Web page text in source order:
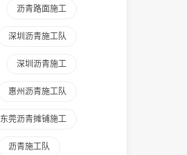
沥青路面施工
深圳沥青施工队
深圳沥青施工
惠州沥青施工队
东莞沥青摊铺施工
沥青施工队